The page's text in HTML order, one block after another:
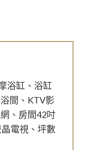
浴缸、浴缸
間、KTV影
、房間42吋
電視、坪數